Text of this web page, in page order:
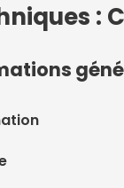
: